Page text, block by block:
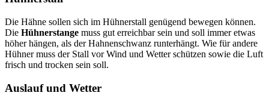
Die Hähne sollen sich im Hühnerstall genügend bewegen können.
Die Hühnerstange muss gut erreichbar sein und soll immer etwas
höher hängen, als der Hahnenschwanz runterhängt. Wie für andere
Hühner muss der Stall vor Wind und Wetter schützen sowie die Luft
frisch und trocken sein soll.
Auslauf und Wetter